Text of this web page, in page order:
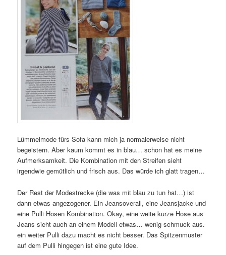
Lümmelmode fürs Sofa kann mich ja normalerweise nicht
begeistern. Aber kaum kommt es in blau… schon hat es meine
Aufmerksamkeit. Die Kombination mit den Streifen sieht
irgendwie gemütlich und frisch aus. Das würde ich glatt tragen…
Der Rest der Modestrecke (die was mit blau zu tun hat…) ist
dann etwas angezogener. Ein Jeansoverall, eine Jeansjacke und
eine Pulli Hosen Kombination. Okay, eine weite kurze Hose aus
Jeans sieht auch an einem Modell etwas… wenig schmuck aus.
ein weiter Pulli dazu macht es nicht besser. Das Spitzenmuster
auf dem Pulli hingegen ist eine gute Idee.